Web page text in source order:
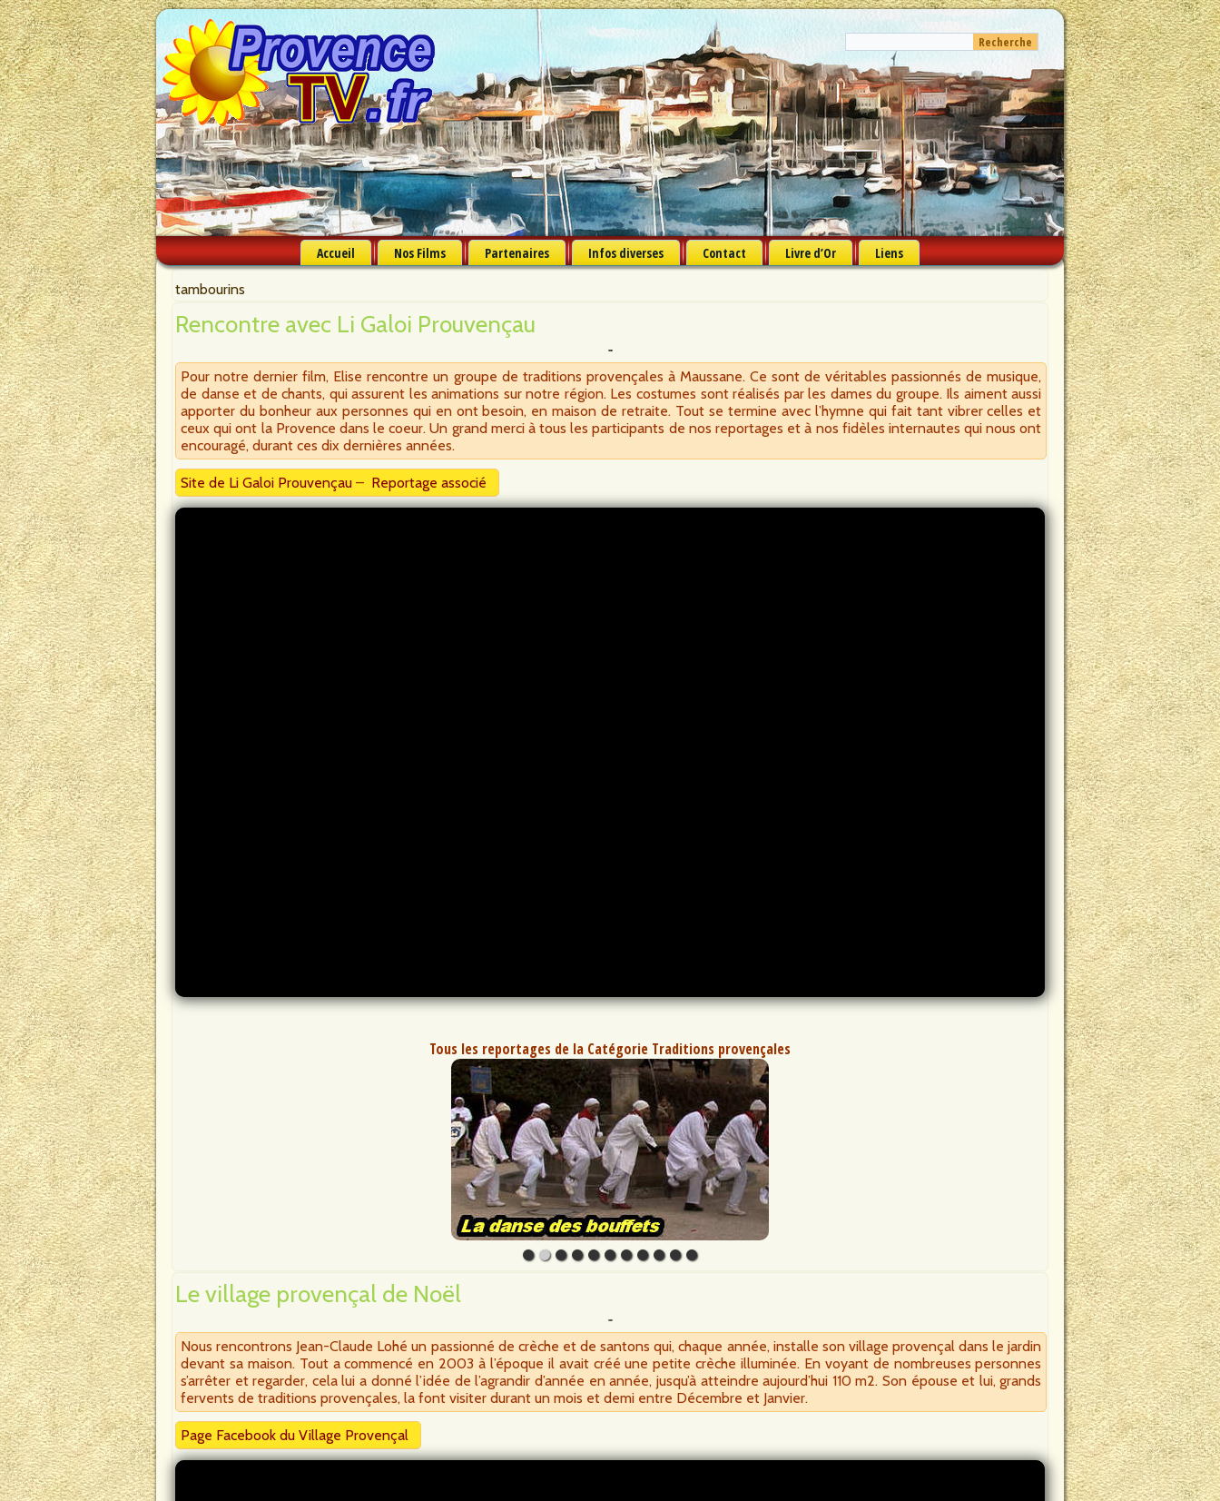
Accueil Nos Films Partenaires Infos diverses Contact Livre d’Or Liens
tambourins
Rencontre avec Li Galoi Prouvençau
Pour notre dernier film, Elise rencontre un groupe de traditions provençales à Maussane. Ce sont de véritables passionnés de musique,
de danse et de chants, qui assurent les animations sur notre région. Les costumes sont réalisés par les dames du groupe. Ils aiment aussi
apporter du bonheur aux personnes qui en ont besoin, en maison de retraite. Tout se termine avec l’hymne qui fait tant vibrer celles et
ceux qui ont la Provence dans le coeur. Un grand merci à tous les participants de nos reportages et à nos fidèles internautes qui nous ont
encouragé, durant ces dix dernières années.
Site de Li Galoi Prouvençau – Reportage associé
Tous les reportages de la Catégorie Traditions provençales
Le village provençal de Noël
Nous rencontrons Jean-Claude Lohé un passionné de crèche et de santons qui, chaque année, installe son village provençal dans le jardin
devant sa maison. Tout a commencé en 2003 à l’époque il avait créé une petite crèche illuminée. En voyant de nombreuses personnes
s’arrêter et regarder, cela lui a donné l’idée de l’agrandir d’année en année, jusqu’à atteindre aujourd’hui 110 m2. Son épouse et lui, grands
fervents de traditions provençales, la font visiter durant un mois et demi entre Décembre et Janvier.
Page Facebook du Village Provençal